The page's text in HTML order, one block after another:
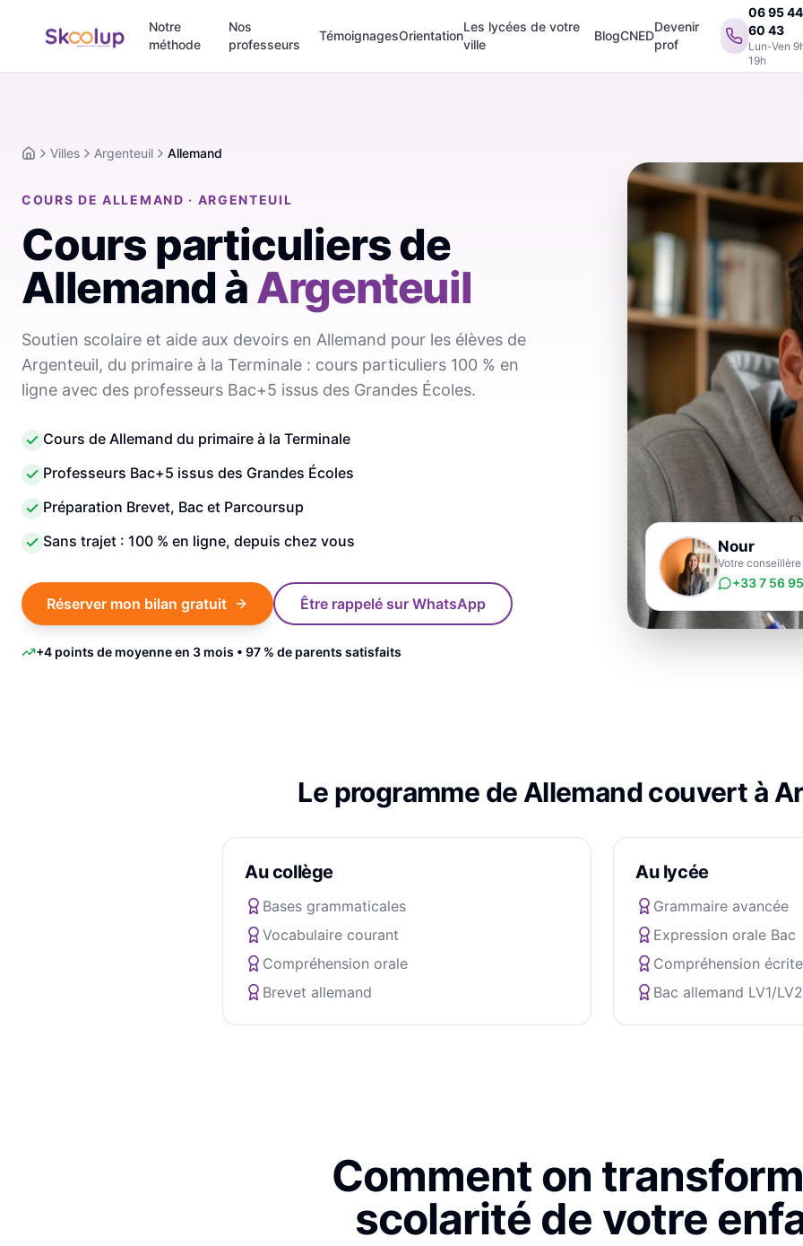
Notre
méthode
Nos
professeurs
TémoignagesOrientation
Les lycées de votre
ville
BlogCNED
Devenir
prof
06 95 44
60 43
Lun-Ven
19h
AccueilVilles Argenteuil Allemand
COURS DE ALLEMAND · ARGENTEUIL
Cours particuliers de
AllemandàArgenteuil
Soutien scolaire et aide aux devoirs en Allemand pour les élèves de
Argenteuil, du primaire à la Terminale : cours particuliers 100 % en
ligne avec des professeurs Bac+5 issus des Grandes Écoles.
Cours de Allemand du primaire à la Terminale
Professeurs Bac+5 issus des Grandes Écoles
Préparation Brevet, Bac et Parcoursup
Sans trajet : 100 % en ligne, depuis chez vous
Réserver mon bilan gratuit Être rappelé sur WhatsApp
+4 points de moyenne en 3 mois • 97 % de parents satisfaits
Nour
Votre
+33 7 56
Le programme de Allemandcouvert à
Au collège
Bases grammaticales
Vocabulaire courant
Compréhension orale
Brevet allemand
Au lycée
Grammaire avancée
Expression orale Bac
Compréhension écrite
Bac allemand LV1/LV2
Comment on
scolarité de votre